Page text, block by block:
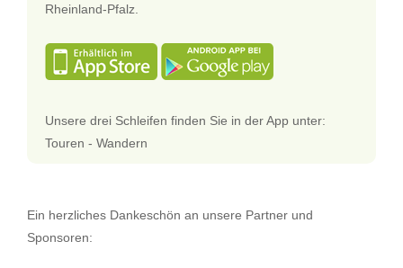
Rheinland-Pfalz.
Unsere drei Schleifen finden Sie in der App unter:
Touren - Wandern
Ein herzliches Dankeschön an unsere Partner und
Sponsoren: